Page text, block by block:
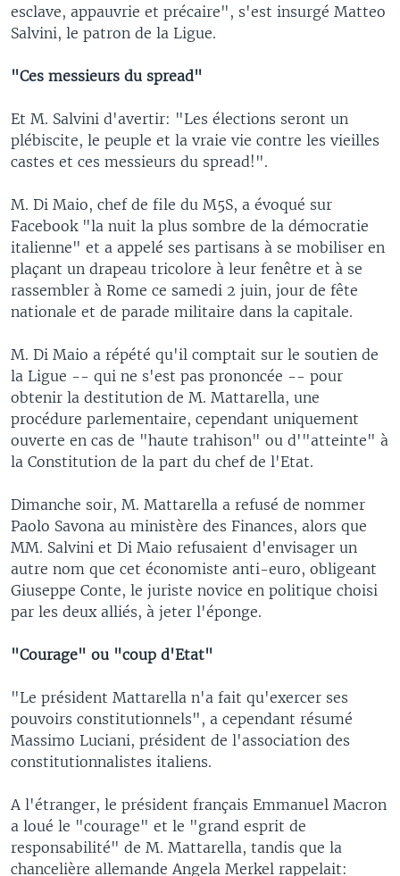
esclave, appauvrie et précaire", s'est insurgé Matteo
Salvini, le patron de la Ligue.
"Ces messieurs du spread"
Et M. Salvini d'avertir: "Les élections seront un
plébiscite, le peuple et la vraie vie contre les vieilles
castes et ces messieurs du spread!".
M. Di Maio, chef de file du M5S, a évoqué sur
Facebook "la nuit la plus sombre de la démocratie
italienne" et a appelé ses partisans à se mobiliser en
plaçant un drapeau tricolore à leur fenêtre et à se
rassembler à Rome ce samedi 2 juin, jour de fête
nationale et de parade militaire dans la capitale.
M. Di Maio a répété qu'il comptait sur le soutien de
la Ligue -- qui ne s'est pas prononcée -- pour
obtenir la destitution de M. Mattarella, une
procédure parlementaire, cependant uniquement
ouverte en cas de "haute trahison" ou d'"atteinte" à
la Constitution de la part du chef de l'Etat.
Dimanche soir, M. Mattarella a refusé de nommer
Paolo Savona au ministère des Finances, alors que
MM. Salvini et Di Maio refusaient d'envisager un
autre nom que cet économiste anti-euro, obligeant
Giuseppe Conte, le juriste novice en politique choisi
par les deux alliés, à jeter l'éponge.
"Courage" ou "coup d'Etat"
"Le président Mattarella n'a fait qu'exercer ses
pouvoirs constitutionnels", a cependant résumé
Massimo Luciani, président de l'association des
constitutionnalistes italiens.
A l'étranger, le président français Emmanuel Macron
a loué le "courage" et le "grand esprit de
responsabilité" de M. Mattarella, tandis que la
chancelière allemande Angela Merkel rappelait: